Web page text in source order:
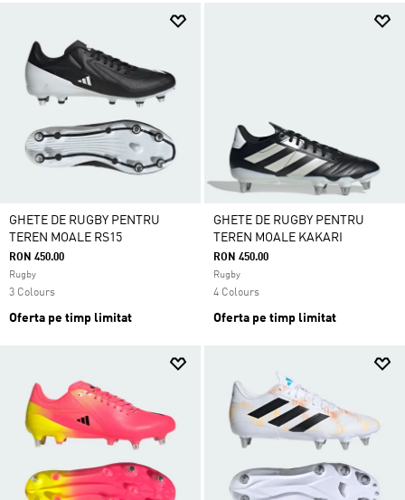
GHETE DE RUGBY PENTRU
TEREN MOALE RS15
RON 450.00
Rugby
3 Colours
Oferta pe timp limitat
GHETE DE RUGBY PENTRU
TEREN MOALE KAKARI
RON 450.00
Rugby
4 Colours
Oferta pe timp limitat